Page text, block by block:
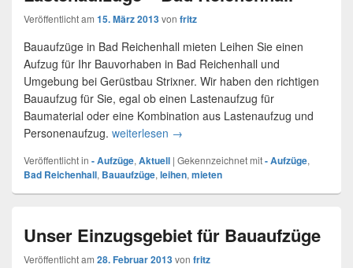
Veröffentlicht am 15. März 2013von fritz
Bauaufzüge in Bad Reichenhall mieten Leihen Sie einen
Aufzug für Ihr Bauvorhaben in Bad Reichenhall und
Umgebung bei Gerüstbau Strixner. Wir haben den richtigen
Bauaufzug für Sie, egal ob einen Lastenaufzug für
Baumaterial oder eine Kombination aus Lastenaufzug und
Personenaufzug. weiterlesen Lastenaufzüge – Bad Reichenhall
→
Veröffentlicht in - Aufzüge, Aktuell | Gekennzeichnet mit- Aufzüge,
Bad Reichenhall, Bauaufzüge, leihen, mieten
Unser Einzugsgebiet für Bauaufzüge
Veröffentlicht am 28. Februar 2013von fritz